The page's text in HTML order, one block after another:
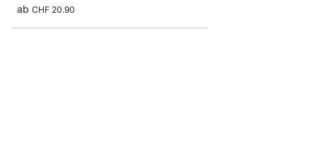
ab CHF 20.90